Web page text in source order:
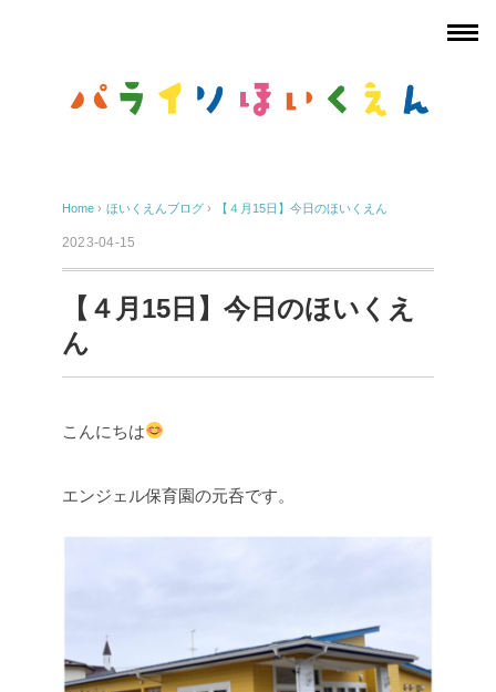
Home › ほいくえんブログ › 【４月15日】今日のほいくえん
2023-04-15
【４月15日】今日のほいくえ
ん
こんにちは
エンジェル保育園の元呑です。